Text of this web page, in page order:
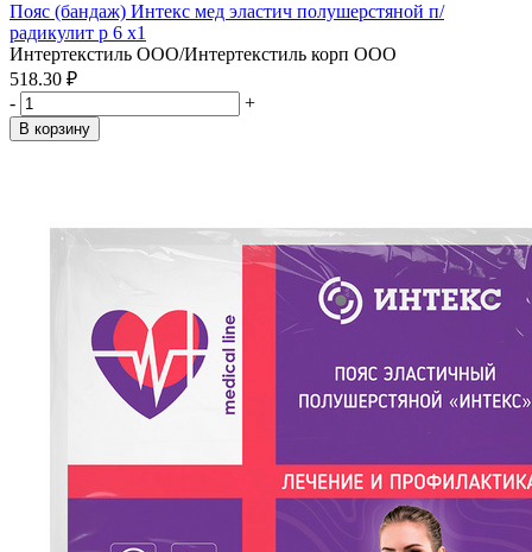
Пояс (бандаж) Интекс мед эластич полушерстяной п/
радикулит р 6 x1
Интертекстиль ООО/Интертекстиль корп ООО
518.30 ₽
-
+
В корзину